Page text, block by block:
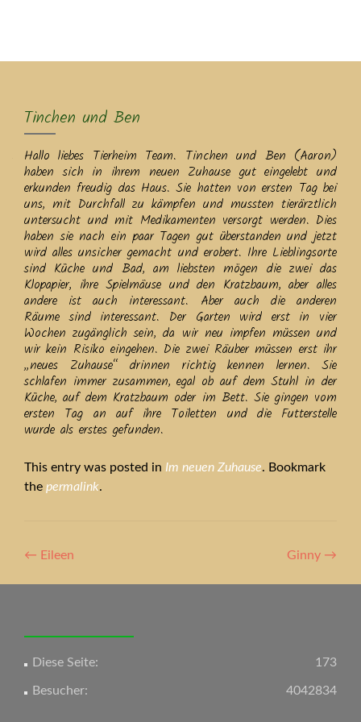
Tinchen und Ben
Hallo liebes Tierheim Team. Tinchen und Ben (Aaron)
haben sich in ihrem neuen Zuhause gut eingelebt und
erkunden freudig das Haus. Sie hatten von ersten Tag bei
uns, mit Durchfall zu kämpfen und mussten tierärztlich
untersucht und mit Medikamenten versorgt werden. Dies
haben sie nach ein paar Tagen gut überstanden und jetzt
wird alles unsicher gemacht und erobert. Ihre Lieblingsorte
sind Küche und Bad, am liebsten mögen die zwei das
Klopapier, ihre Spielmäuse und den Kratzbaum, aber alles
andere ist auch interessant. Aber auch die anderen
Räume sind interessant. Der Garten wird erst in vier
Wochen zugänglich sein, da wir neu impfen müssen und
wir kein Risiko eingehen. Die zwei Räuber müssen erst ihr
„neues Zuhause“ drinnen richtig kennen lernen. Sie
schlafen immer zusammen, egal ob auf dem Stuhl in der
Küche, auf dem Kratzbaum oder im Bett. Sie gingen vom
ersten Tag an auf ihre Toiletten und die Futterstelle
wurde als erstes gefunden.
This entry was posted in Im neuen Zuhause. Bookmark
the permalink.
Artikel-
Navigation
← Eileen Ginny →
173
Diese Seite:
4042834
Besucher: